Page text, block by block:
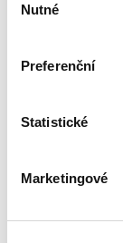
souhlasu
Nutné
Preferenční
Statistické
Marketingové
Kristina
a